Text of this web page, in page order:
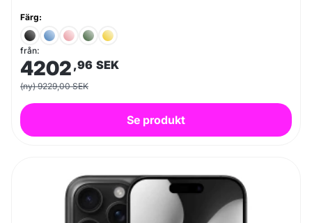
Färg:
från:
4202 ,96 SEK
(ny) 9229,00 SEK
Se produkt